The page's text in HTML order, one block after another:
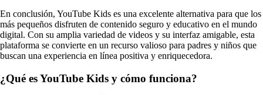
En conclusión, YouTube Kids es una excelente alternativa para que los
más pequeños disfruten de contenido seguro y educativo en el mundo
digital. Con su amplia variedad de videos y su interfaz amigable, esta
plataforma se convierte en un recurso valioso para padres y niños que
buscan una experiencia en línea positiva y enriquecedora.
¿Qué es YouTube Kids y cómo funciona?